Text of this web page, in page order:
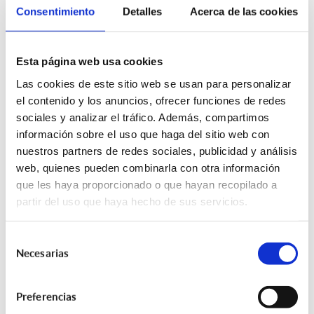
Consentimiento Detalles Acerca de las cookies
Esta página web usa cookies
Las cookies de este sitio web se usan para personalizar
el contenido y los anuncios, ofrecer funciones de redes
sociales y analizar el tráfico. Además, compartimos
información sobre el uso que haga del sitio web con
nuestros partners de redes sociales, publicidad y análisis
web, quienes pueden combinarla con otra información
que les haya proporcionado o que hayan recopilado a
partir del uso que haya hecho de sus servicios.
Necesarias
Preferencias
26/05/2025
ETIQUETAS:
Compartir esta entrada:
ÚLTIMAS NOTICIAS
Incendios Forestales: Cómo Actuar con el
Explotaciones